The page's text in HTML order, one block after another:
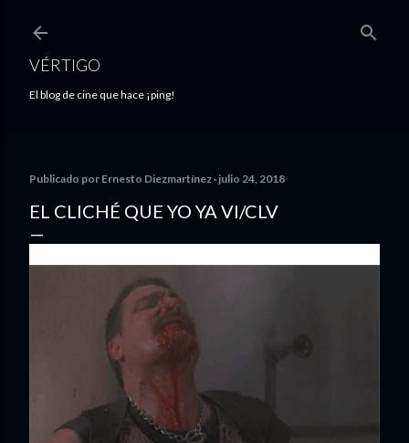
VÉRTIGO
El blog de cine que hace ¡ping!
Publicado por Ernesto Diezmartínez julio 24, 2018
EL CLICHÉ QUE YO YA VI/CLV